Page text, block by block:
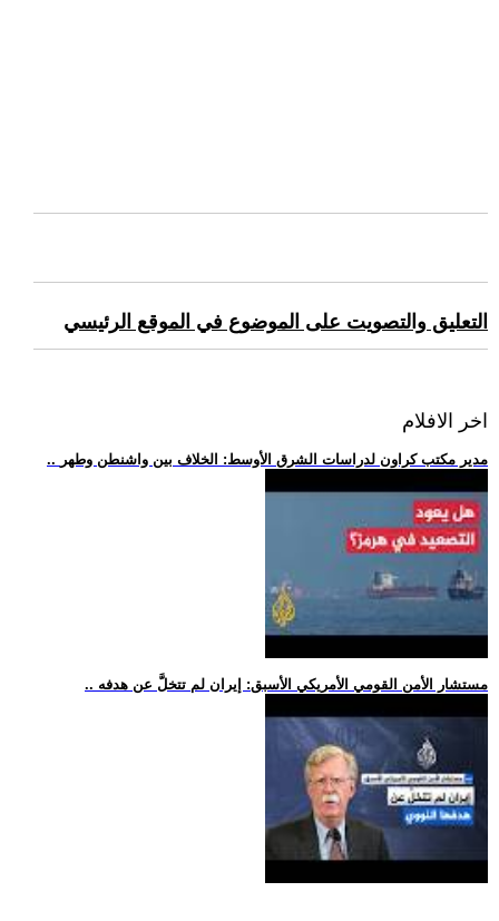
التعليق والتصويت على الموضوع في الموقع الرئيسي
اخر الافلام
.. مدير مكتب كراون لدراسات الشرق الأوسط: الخلاف بين واشنطن وطهر
.. مستشار الأمن القومي الأمريكي الأسبق: إيران لم تتخلَّ عن هدفه